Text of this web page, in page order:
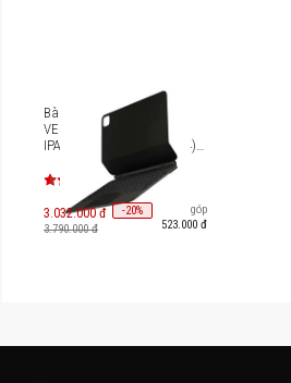
Bàn phím từ tính UNIQ
VENNO PRO IPAD AIR 4/5 |
IPAD PRO 11" (Gen 3-Gen 4)
IPAD AIR 11'' M2/M3 [UNIQ-
PDA11(M2)-VENPRO]
3.032.000 đ -20%
3.790.000 đ
Trả góp
523.000 đ